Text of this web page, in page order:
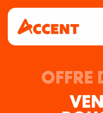
OFFRE